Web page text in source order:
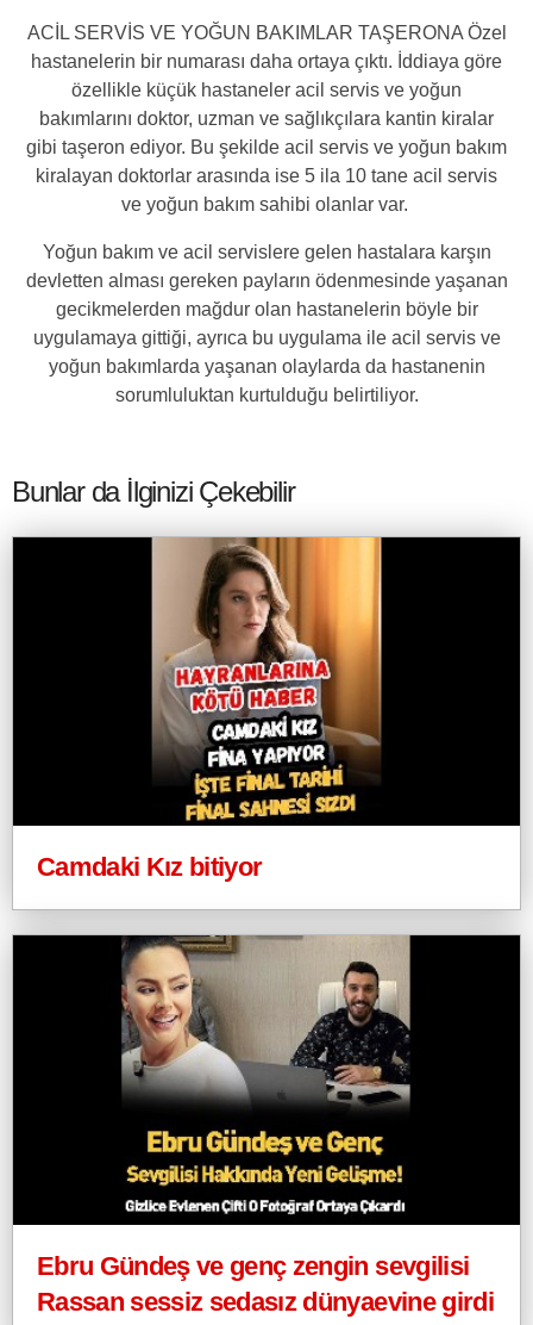
ACİL SERVİS VE YOĞUN BAKIMLAR TAŞERONA Özel
hastanelerin bir numarası daha ortaya çıktı. İddiaya göre
özellikle küçük hastaneler acil servis ve yoğun
bakımlarını doktor, uzman ve sağlıkçılara kantin kiralar
gibi taşeron ediyor. Bu şekilde acil servis ve yoğun bakım
kiralayan doktorlar arasında ise 5 ila 10 tane acil servis
ve yoğun bakım sahibi olanlar var.
Yoğun bakım ve acil servislere gelen hastalara karşın
devletten alması gereken payların ödenmesinde yaşanan
gecikmelerden mağdur olan hastanelerin böyle bir
uygulamaya gittiği, ayrıca bu uygulama ile acil servis ve
yoğun bakımlarda yaşanan olaylarda da hastanenin
sorumluluktan kurtulduğu belirtiliyor.
Bunlar da İlginizi Çekebilir
Camdaki Kız bitiyor
Ebru Gündeş ve genç zengin sevgilisi
Rassan sessiz sedasız dünyaevine girdi